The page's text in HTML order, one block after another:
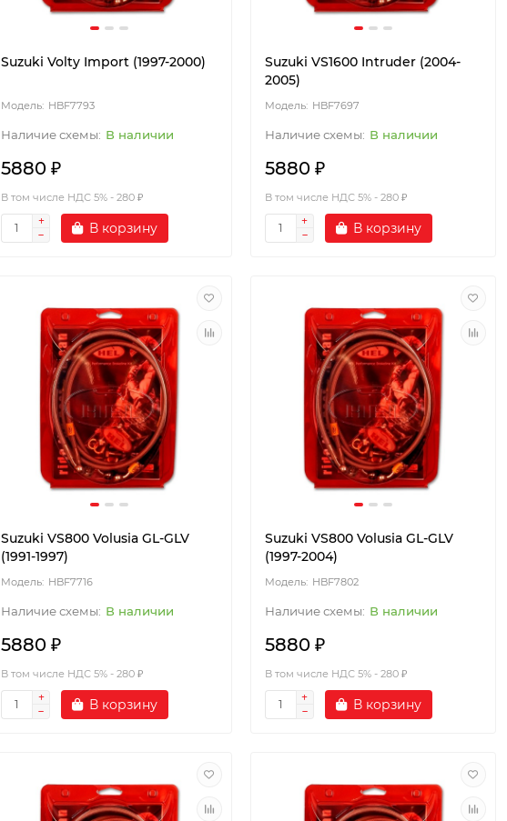
Suzuki Volty Import (1997-2000)
HBF7793
В наличии
5880 ₽
В том числе НДС 5% - 280 ₽
В корзину
Suzuki VS1600 Intruder (2004-
2005)
HBF7697
В наличии
5880 ₽
В том числе НДС 5% - 280 ₽
В корзину
Suzuki VS800 Volusia GL-GLV
(1991-1997)
HBF7716
В наличии
5880 ₽
В том числе НДС 5% - 280 ₽
В корзину
Suzuki VS800 Volusia GL-GLV
(1997-2004)
HBF7802
В наличии
5880 ₽
В том числе НДС 5% - 280 ₽
В корзину